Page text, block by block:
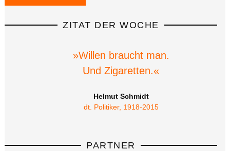
ZITAT DER WOCHE
»Willen braucht man.
Und Zigaretten.«
Helmut Schmidt
dt. Politiker, 1918-2015
PARTNER